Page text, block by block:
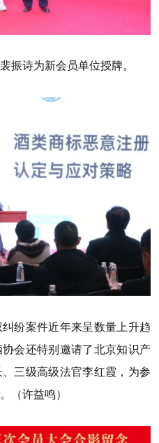
振诗为新会员单位授牌。
纷案件近年来呈数量上升趋
会还特别邀请了北京知识产
三级高级法官李红霞，为参
（许益鸣）